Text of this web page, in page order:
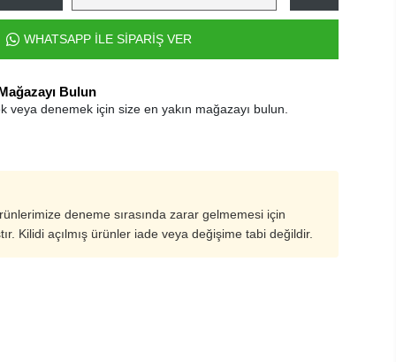
WHATSAPP İLE SİPARİŞ VER
Bulun
veya denemek için size en yakın mağazayı bulun.
deneme sırasında zarar gelmemesi için
Kilidi açılmış ürünler iade veya değişime tabi değildir.